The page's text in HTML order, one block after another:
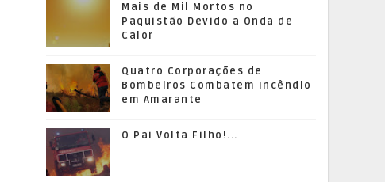
Mais de Mil Mortos no
Paquistão Devido a Onda de
Calor
Quatro Corporações de
Bombeiros Combatem Incêndio
em Amarante
O Pai Volta Filho!...